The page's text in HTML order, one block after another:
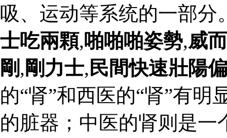
吸、运动等系统的一部分
士吃兩顆,啪啪啪姿勢,威
剛 , 剛力士, 民間快速壯陽
的“肾”和西医的“肾”有
的脏器；中医的肾则是